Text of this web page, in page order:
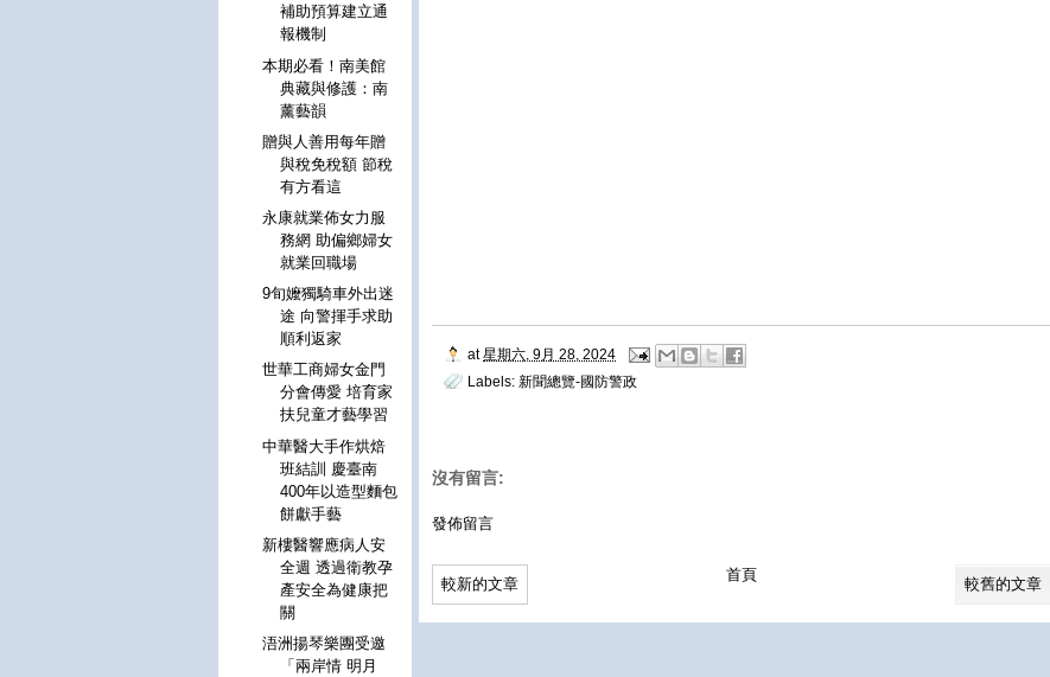
at 星期六, 9月 28, 2024
Labels: 新聞總覽-國防警政
沒有留言:
發佈留言
較新的文章 較舊的文章
首頁
補助預算建立通
報機制
本期必看！南美館
典藏與修護：南
薰藝韻
贈與人善用每年贈
與稅免稅額 節稅
有方看這
永康就業佈女力服
務網 助偏鄉婦女
就業回職場
9旬嬤獨騎車外出迷
途 向警揮手求助
順利返家
世華工商婦女金門
分會傳愛 培育家
扶兒童才藝學習
中華醫大手作烘焙
班結訓 慶臺南
400年以造型麵包
餅獻手藝
新樓醫響應病人安
全週 透過衛教孕
產安全為健康把
關
浯洲揚琴樂團受邀
「兩岸情 明月